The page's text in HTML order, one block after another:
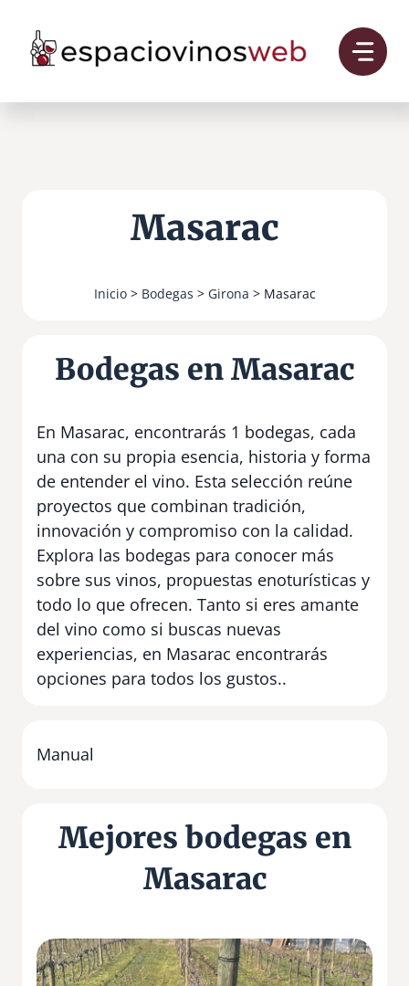
contenido
Masarac
Inicio> Bodegas > Girona > Masarac
Bodegas en Masarac
En Masarac, encontrarás 1 bodegas, cada
una con su propia esencia, historia y forma
de entender el vino. Esta selección reúne
proyectos que combinan tradición,
innovación y compromiso con la calidad.
Explora las bodegas para conocer más
sobre sus vinos, propuestas enoturísticas y
todo lo que ofrecen. Tanto si eres amante
del vino como si buscas nuevas
experiencias, en Masarac encontrarás
opciones para todos los gustos..
Manual
Mejores bodegas en
Masarac
L
a